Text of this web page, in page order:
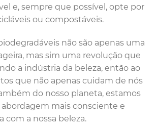
e, sempre que possível, opte por
ou compostáveis.
não são apenas uma
mas sim uma revolução que
a indústria da beleza, então ao
que não apenas cuidam de nós
do nosso planeta, estamos
mais consciente e
com a nossa beleza.